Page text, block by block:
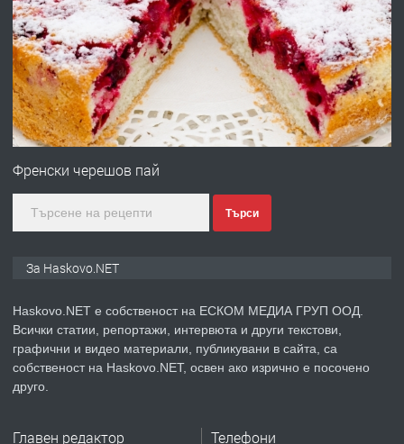
ПРЕДЛАГА
Продавам парцел в гр. Хасково кв.
Хисаря до ток, вода,канализация,
асфалт 0889 537 426
преди 2 дни
ПРЕДЛАГА СГЛОБЯВАНЕ НА МЕБЕЛИ.
преди 2 дни
ПРЕДЛАГА
Къртене на бетон! Събаряне на
Френски черешов пай
Търси
За Haskovo.NET
Haskovo.NET е собственост на ЕСКОМ МЕДИА ГРУП ООД.
Всички статии, репортажи, интервюта и други текстови,
графични и видео материали, публикувани в сайта, са
собственост на Haskovo.NET, освен ако изрично е посочено
друго.
Главен редактор Телефони